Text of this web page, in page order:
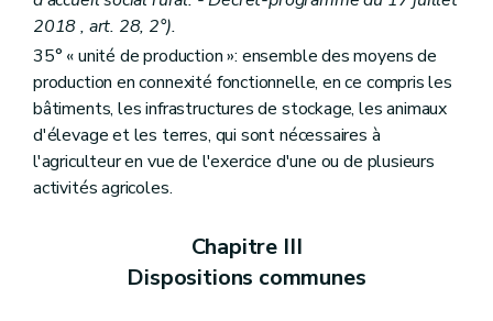
Section 2 Le Centre wallon de recherches agronomiques
Sous-section 1
Art. D366
Art. D367
Art. D368
Art. D369
Sous-section 2 La gestion journalière
Art. D370
Sous-section 3
La gestion financière
Art. D371
Art. D373
Art. D374
Art. D375
2018 , art. 28, 2°).
35° « unité de production »: ensemble des moyens de
production en connexité fonctionnelle, en ce compris les
bâtiments, les infrastructures de stockage, les animaux
d'élevage et les terres, qui sont nécessaires à
l'agriculteur en vue de l'exercice d'une ou de plusieurs
activités agricoles.
Chapitre III
Dispositions communes